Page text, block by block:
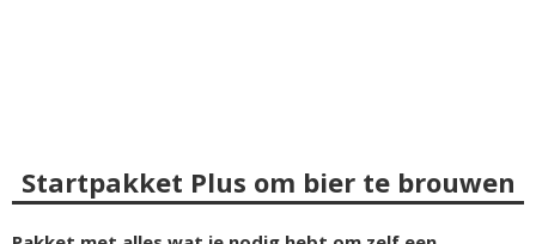
Startpakket Plus om bier te brouwen